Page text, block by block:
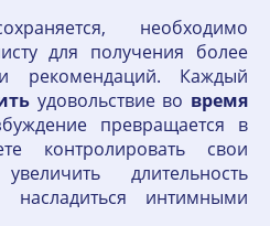
необходимо
для получения более
рекомендаций. Каждый
удовольствие во время
превращается в
контролировать свои
длительность
насладиться интимными